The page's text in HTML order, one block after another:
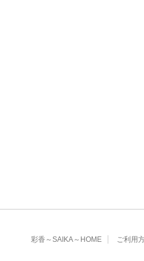
彩香～SAIKA～HOME ご利用